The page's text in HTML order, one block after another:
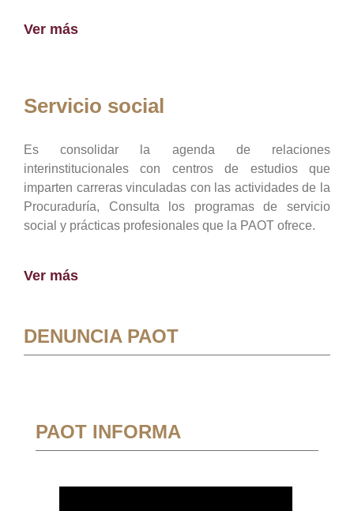
Ver más
Servicio social
Es consolidar la agenda de relaciones
interinstitucionales con centros de estudios que
imparten carreras vinculadas con las actividades de la
Procuraduría, Consulta los programas de servicio
social y prácticas profesionales que la PAOT ofrece.
Ver más
DENUNCIA PAOT
PAOT INFORMA